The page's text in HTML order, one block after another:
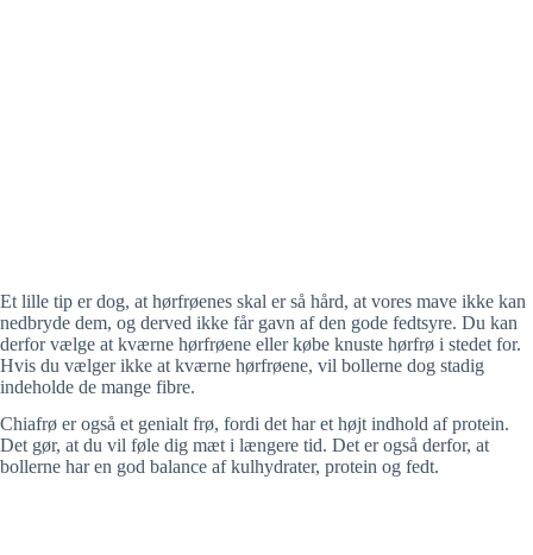
Et lille tip er dog, at hørfrøenes skal er så hård, at vores mave ikke kan
nedbryde dem, og derved ikke får gavn af den gode fedtsyre. Du kan
derfor vælge at kværne hørfrøene eller købe knuste hørfrø i stedet for.
Hvis du vælger ikke at kværne hørfrøene, vil bollerne dog stadig
indeholde de mange fibre.
Chiafrø er også et genialt frø, fordi det har et højt indhold af protein.
Det gør, at du vil føle dig mæt i længere tid. Det er også derfor, at
bollerne har en god balance af kulhydrater, protein og fedt.